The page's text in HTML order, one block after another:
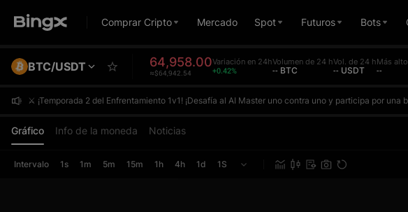
Comprar Cripto Mercado Spot Futuros Bots
BTC/USDT 64,958.00
≈$64,942.54
Variación en 24h
+0.42%
Volumen de 24 h
-- BTC
Vol. de 24 h
-- USDT
Más
--
⚔️ ¡Temporada 2 del Enfrentamiento 1v1! ¡Desafía al AI Master uno contra uno y participa por
Gráfico Info de la moneda Noticias
Intervalo 1s 1m 5m 15m 1h 4h 1d 1S